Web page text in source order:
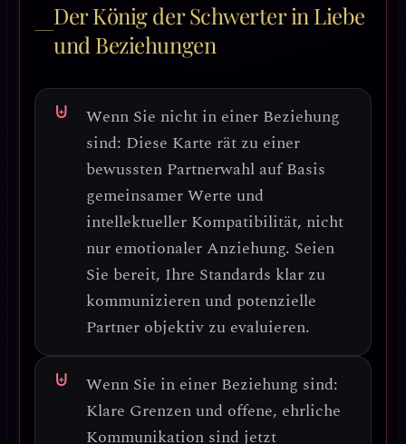
Der König der Schwerter in Liebe
und Beziehungen
Wenn Sie nicht in einer Beziehung
sind: Diese Karte rät zu einer
bewussten Partnerwahl auf Basis
gemeinsamer Werte und
intellektueller Kompatibilität, nicht
nur emotionaler Anziehung. Seien
Sie bereit, Ihre Standards klar zu
kommunizieren und potenzielle
Partner objektiv zu evaluieren.
Wenn Sie in einer Beziehung sind:
Klare Grenzen und offene, ehrliche
Kommunikation sind jetzt